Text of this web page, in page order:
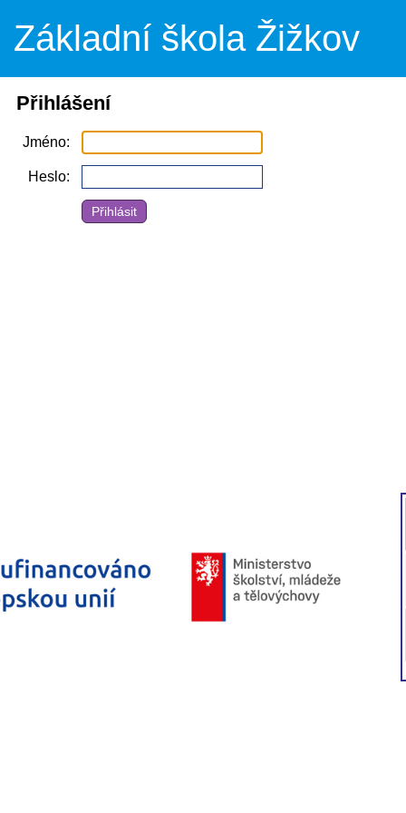
Základní škola Žižkov
Přihlášení
Jméno
Heslo